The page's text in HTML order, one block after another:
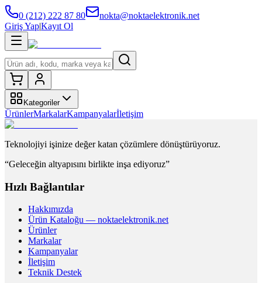
0 (212) 222 87 80
nokta@noktaelektronik.net
Giriş Yap|Kayıt Ol
Kategoriler
ÜrünlerMarkalarKampanyalarİletişim
Teknolojiyi işinize değer katan çözümlere dönüştürüyoruz.
“Geleceğin altyapısını birlikte inşa ediyoruz”
Hızlı Bağlantılar
Hakkımızda
Ürün Kataloğu — noktaelektronik.net
Ürünler
Markalar
Kampanyalar
İletişim
Teknik Destek